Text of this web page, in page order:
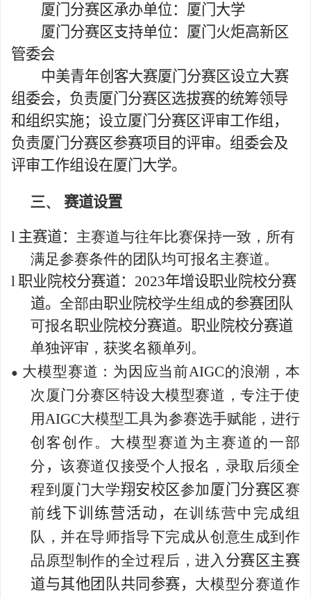
厦门分赛区承办单位：厦门大学
厦门分赛区支持单位：厦门火炬高新区
管委会
中美青年创客大赛厦门分赛区设立大赛
组委会，负责厦门分赛区选拔赛的统筹领导
和组织实施；设立厦门分赛区评审工作组，
负责厦门分赛区参赛项目的评审。组委会及
评审工作组设在厦门大学。
三、 赛道设置
l 主赛道： 主赛道与往年比赛保持一致，所有
满足参赛条件的团队均可报名主赛道。
l 职业院校分赛道： 2023年增设职业院校分赛
道。 全部由职业院校学生组成的参赛团队
可报名职业院校分赛道。职业院校分赛道
单独评审，获奖名额单列。
● 大模型赛道：为因应当前AIGC的浪潮，本
次厦门分赛区特设大模型赛道，专注于使
用 AIGC大模型工具为参赛选手赋能，进行
创客创作。大模型赛道为主赛道的一部
分 ，该赛道仅接受个人报名，录取后须全
程到厦门大学翔安校区参加厦门分赛区赛
前线下训练营活动，在训练营中完成组
队，并在导师指导下完成从创意生成到作
品原型制作的全过程后，进入 分赛区主赛
道与其他团队共同参赛， 大模型分赛道作